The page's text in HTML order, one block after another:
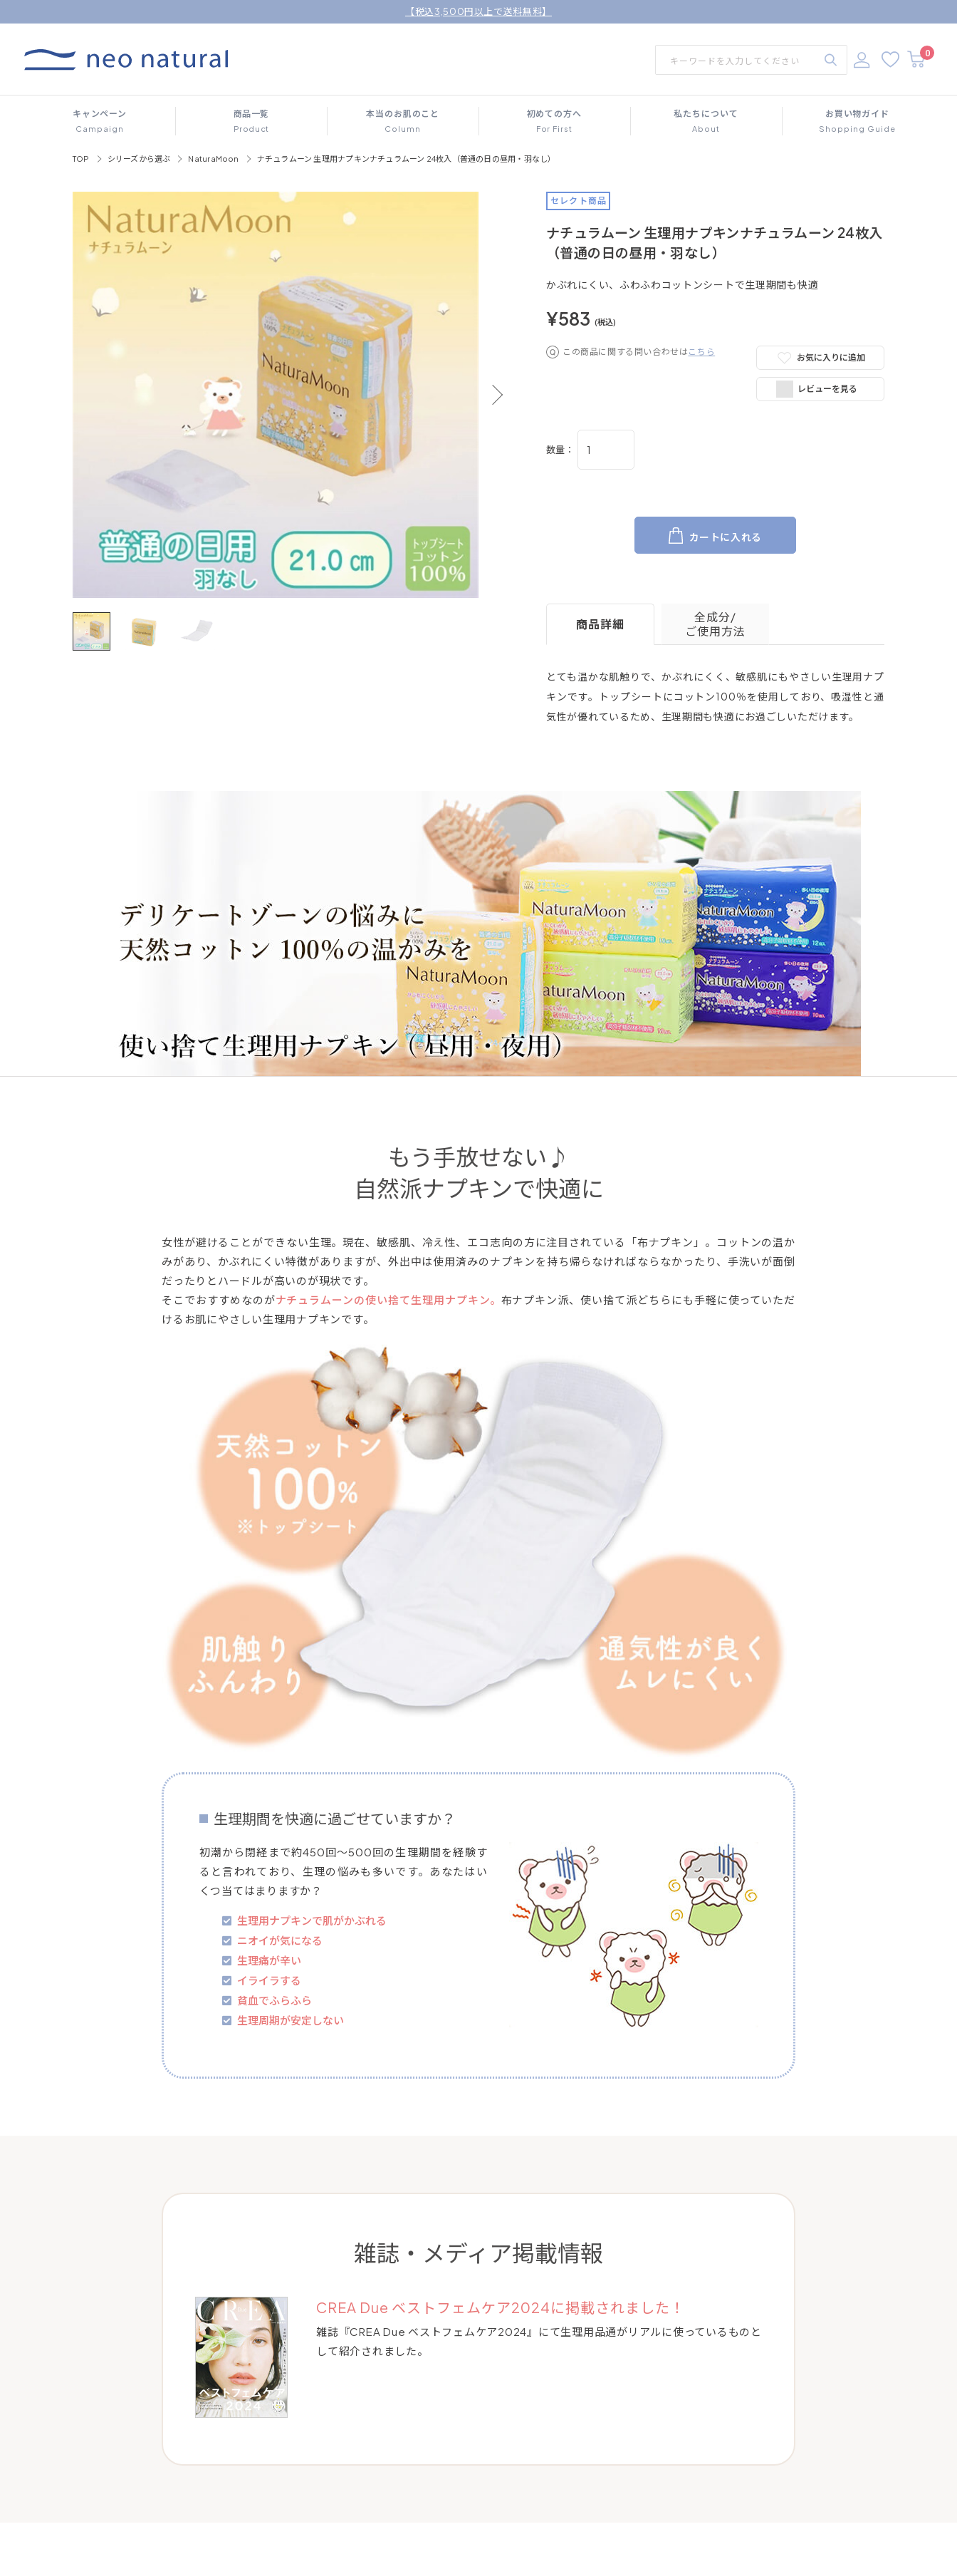
【税込3,500円以上で送料無料】
0
キャンペーン
Campaign
商品一覧
Product
本当のお肌のこと
Column
初めての方へ
For First
私たちについて
About
お買い物ガイド
Shopping Guide
TOP シリーズから選ぶ NaturaMoon ナチュラムーン 生理用ナプキンナチュラムーン 24枚入（普通の日の昼用・羽なし）
セレクト商品
ナチュラムーン 生理用ナプキンナチュラムーン 24枚入
（普通の日の昼用・羽なし）
かぶれにくい、ふわふわコットンシートで生理期間も快適
¥583 (税込)
この商品に関する問い合わせは こちら
お気に入りに追加
レビューを見る
数量：
カートに入れる
商品詳細
全成分/
ご使用方法
とても温かな肌触りで、かぶれにくく、敏感肌にもやさしい生理用ナプ
キンです。トップシートにコットン100％を使用しており、吸湿性と通
気性が優れているため、生理期間も快適にお過ごしいただけます。
もう手放せない♪
自然派ナプキンで快適に
女性が避けることができない生理。現在、敏感肌、冷え性、エコ志向の方に注目されている「布ナプキン」。コットンの温か
みがあり、かぶれにくい特徴がありますが、外出中は使用済みのナプキンを持ち帰らなければならなかったり、手洗いが面倒
だったりとハードルが高いのが現状です。
そこでおすすめなのがナチュラムーンの使い捨て生理用ナプキン。 布ナプキン派、使い捨て派どちらにも手軽に使っていただ
けるお肌にやさしい生理用ナプキンです。
生理期間を快適に過ごせていますか？
初潮から閉経まで約450回～500回の生理期間を経験す
ると言われており、生理の悩みも多いです。あなたはい
くつ当てはまりますか？
生理用ナプキンで肌がかぶれる
ニオイが気になる
生理痛が辛い
イライラする
貧血でふらふら
生理周期が安定しない
雑誌・メディア掲載情報
CREA Due ベストフェムケア2024に掲載されました！
雑誌『CREA Due ベストフェムケア2024』にて生理用品通がリアルに使っているものと
して紹介されました。